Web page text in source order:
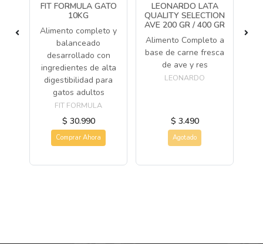
FIT FORMULA GATO
10KG
Alimento completo y
balanceado
desarrollado con
ingredientes de alta
digestibilidad para
gatos adultos
FIT FORMULA
$ 30.990
Comprar Ahora
LEONARDO LATA
QUALITY SELECTION
AVE 200 GR / 400 GR
Alimento Completo a
base de carne fresca
de ave y res
LEONARDO
$ 3.490
Agotado